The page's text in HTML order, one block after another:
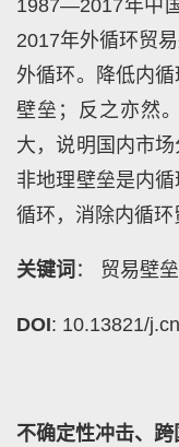
1987—2017年中
2017年外循环贸
外循环。降低内
壁垒；反之亦然
大，说明国内市
非地理壁垒是内
循环，消除内循环
关键词 ： 贸易壁
DOI: 10.13821/
不确定性冲击、